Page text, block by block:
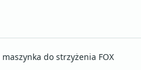
do strzyżenia FOX